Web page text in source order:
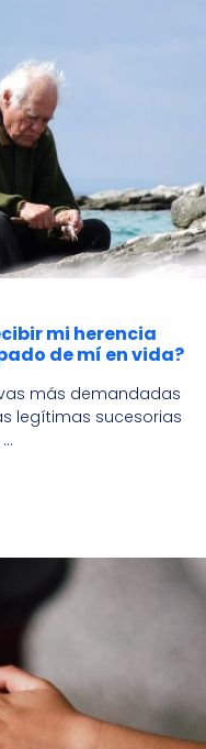
mi herencia
de mí en vida?
más demandadas
legítimas sucesorias